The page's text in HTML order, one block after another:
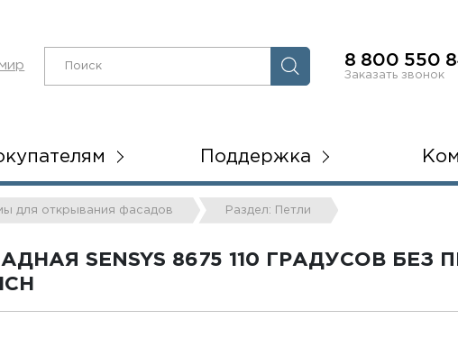
8 800 550
Заказать звонок
Поддержка
для открывания фасадов Раздел: Петли
SENSYS 8675 110 ГРАДУСОВ